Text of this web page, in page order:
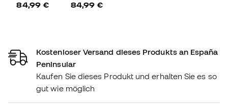
84,99 € 84,99 €
Kostenloser Versand dieses Produkts an España
Peninsular
Kaufen Sie dieses Produkt und erhalten Sie es so
gut wie möglich